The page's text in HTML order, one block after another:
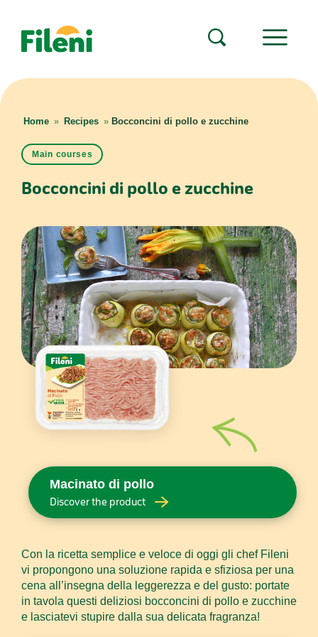
Home » Recipes » Bocconcini di pollo e zucchine
Main courses
Bocconcini di pollo e zucchine
Macinato di pollo
Discover the product
Con la ricetta semplice e veloce di oggi gli chef Fileni
vi propongono una soluzione rapida e sfiziosa per una
cena all’insegna della leggerezza e del gusto: portate
in tavola questi deliziosi bocconcini di pollo e zucchine
e lasciatevi stupire dalla sua delicata fragranza!